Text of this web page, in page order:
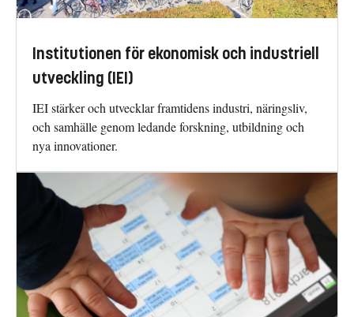
Institutionen för ekonomisk och industriell
utveckling (IEI)
IEI stärker och utvecklar framtidens industri, näringsliv,
och samhälle genom ledande forskning, utbildning och
nya innovationer.